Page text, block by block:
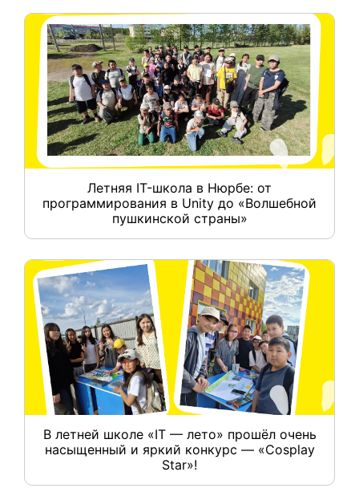
Летняя IT-школа в Нюрбе: от
программирования в Unity до «Волшебной
пушкинской страны»
В летней школе «IT — лето» прошёл очень
насыщенный и яркий конкурс — «Cosplay
Star»!